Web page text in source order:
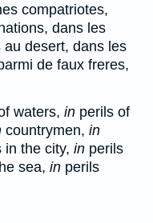
compatriotes,
dans les
desert, dans les
de faux freres,
waters, in perils of
countrymen, in
in the city, in perils
sea, in perils